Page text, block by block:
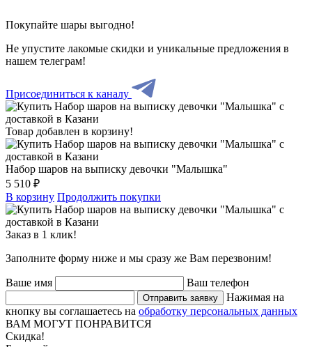
Покупайте шары выгодно!
Не упустите лакомые скидки и уникальные предложения в
нашем телеграм!
Присоединиться к каналу
Товар добавлен в корзину!
Набор шаров на выписку девочки "Малышка"
5 510 ₽
В корзину Продолжить покупки
Заказ в 1 клик!
Заполните форму ниже и мы сразу же Вам перезвоним!
Ваше имя Ваш телефон
Отправить заявку
Нажимая на
кнопку вы соглашаетесь на обработку персональных данных
ВАМ МОГУТ ПОНРАВИТСЯ
Скидка!